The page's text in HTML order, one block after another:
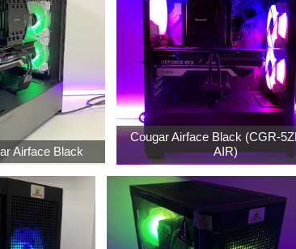
Airface Black
Cougar Airface Black (CGR-
AIR)